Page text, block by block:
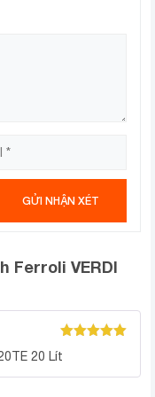
nhiệt không chứa
bọt tổng hợp
lớp cách nhiệt
nhiệt và tổn thất
Ferroli VERDI
hạng
20 Lít